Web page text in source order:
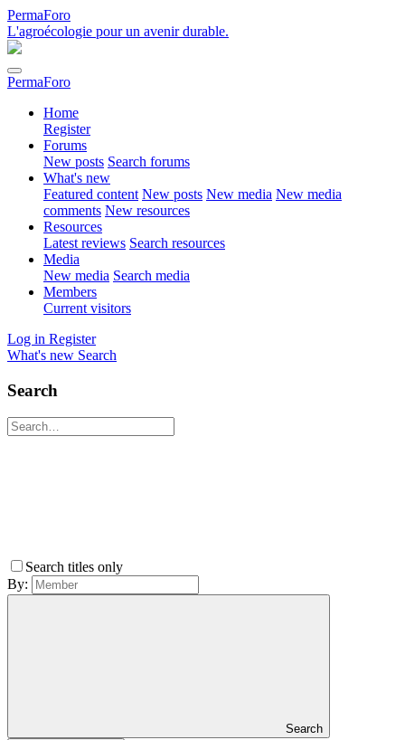
PermaForo
L'agroécologie pour un avenir durable.
PermaForo
Home
Register
Forums
New posts Search forums
What's new
Featured content New posts New media New media
comments New resources
Resources
Latest reviews Search resources
Media
New media Search media
Members
Current visitors
Log in Register
What's new Search
Search
Search titles only
By:
Search